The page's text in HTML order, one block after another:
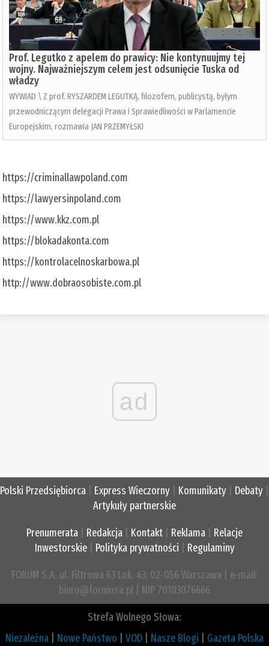
Prof. Legutko z apelem do prawicy: Nie kontynuujmy tej
wojny. Najważniejszym celem jest odsunięcie Tuska od
władzy
WYWIAD \ Z prof. RYSZARDEM LEGUTKĄ, filozofem, publicystą, byłym
przewodniczącym delegacji Prawa i Sprawiedliwości w Parlamencie
Europejskim, rozmawia JAN PRZEMYŁSKI
https://criminallawpoland.com
https://lawyersinpoland.com
https://www.kkz.com.pl
https://blokadakonta.com
https://kontrolacelnoskarbowa.pl
http://www.dobraosobiste.com.pl
ad
Polski Przedsiębiorca Express Wieczorny Komunikaty Debaty
Artykuły partnerskie
Prenumerata Redakcja Kontakt Reklama
Relacje
Inwestorskie| Polityka prywatności Regulaminy
FORUM S.A. ul. Filtrowa 63 Lok. 43, 02-056 Warszawa | e-mail:
biuro@forumsa.pl | NIP 70103076666
Strefa Wolnego Słowa:
Niezależna
Nowe Państwo VOD Nasze Blogi Gazeta Polska